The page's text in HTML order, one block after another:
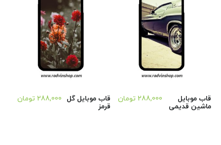
قاب موبایل
ماشین قدیمی
288,000 تومان
قاب موبایل گل
قرمز
288,000 تومان